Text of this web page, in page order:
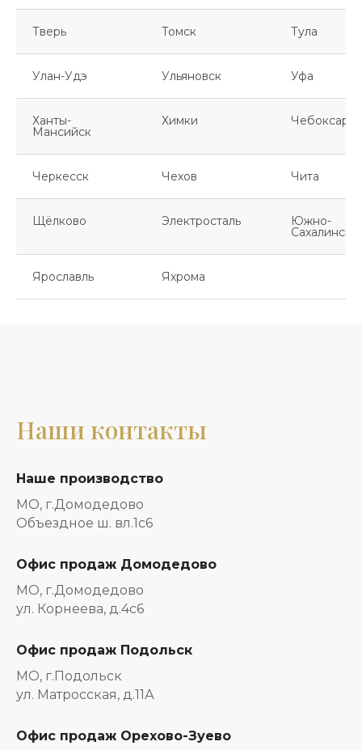
Тверь Томск Тула
Улан-Удэ Ульяновск Уфа
Ханты-
Мансийск
Химки Чебоксары
Черкесск Чехов Чита
Щёлково Электросталь Южно-
Сахалинск
Ярославль Яхрома
Наши контакты
Наше производство
МО, г.Домодедово
Объездное ш. вл.1с6
Офис продаж Домодедово
МО, г.Домодедово
ул. Корнеева, д.4с6
Офис продаж Подольск
МО, г.Подольск
ул. Матросская, д.11А
Офис продаж Орехово-Зуево